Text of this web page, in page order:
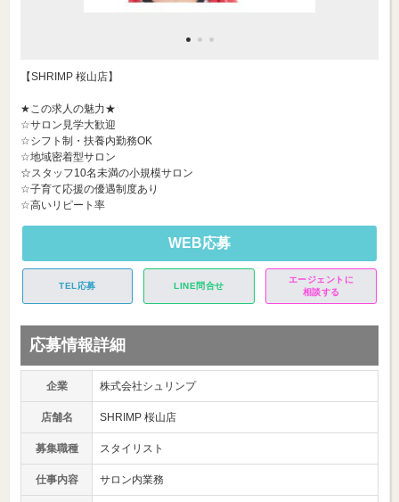
【SHRIMP 桜山店】
★この求人の魅力★
☆サロン見学大歓迎
☆シフト制・扶養内勤務OK
☆地域密着型サロン
☆スタッフ10名未満の小規模サロン
☆子育て応援の優遇制度あり
☆高いリピート率
WEB応募
TEL応募 LINE問合せ
エージェントに
相談する
応募情報詳細
企業 株式会社シュリンプ
店舗名 SHRIMP 桜山店
募集職種 スタイリスト
仕事内容 サロン内業務